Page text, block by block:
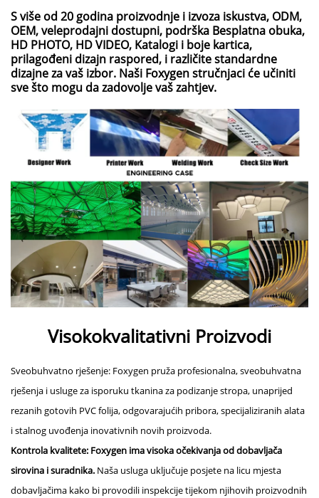
S više od 20 godina proizvodnje i izvoza iskustva, ODM,
OEM, veleprodajni dostupni, podrška Besplatna obuka,
HD PHOTO, HD VIDEO, Katalogi i boje kartica,
prilagođeni dizajn raspored, i različite standardne
dizajne za vaš izbor. Naši Foxygen stručnjaci će učiniti
sve što mogu da zadovolje vaš zahtjev.
Visokokvalitativni Proizvodi
Sveobuhvatno rješenje: Foxygen pruža profesionalna, sveobuhvatna
rješenja i usluge za isporuku tkanina za podizanje stropa, unaprijed
rezanih gotovih PVC folija, odgovarajućih pribora, specijaliziranih alata
i stalnog uvođenja inovativnih novih proizvoda.
Kontrola kvalitete: Foxygen ima visoka očekivanja od dobavljača
sirovina i suradnika. Naša usluga uključuje posjete na licu mjesta
dobavljačima kako bi provodili inspekcije tijekom njihovih proizvodnih